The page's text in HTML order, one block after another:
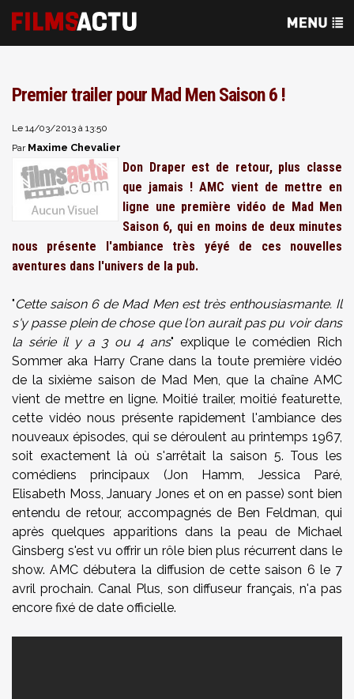
Premier trailer pour Mad Men Saison 6 !
Le 14/03/2013 à 13:50
Par Maxime Chevalier
Don Draper est de retour, plus classe
que jamais ! AMC vient de mettre en
ligne une première vidéo de Mad Men
Saison 6, qui en moins de deux minutes
nous présente l'ambiance très yéyé de ces nouvelles
aventures dans l'univers de la pub.
"Cette saison 6 de Mad Men est très enthousiasmante. Il
s'y passe plein de chose que l'on aurait pas pu voir dans
la série il y a 3 ou 4 ans" explique le comédien Rich
Sommer aka Harry Crane dans la toute première vidéo
de la sixième saison de Mad Men, que la chaîne AMC
vient de mettre en ligne. Moitié trailer, moitié featurette,
cette vidéo nous présente rapidement l'ambiance des
nouveaux épisodes, qui se déroulent au printemps 1967,
soit exactement là où s'arrêtait la saison 5. Tous les
comédiens principaux (Jon Hamm, Jessica Paré,
Elisabeth Moss, January Jones et on en passe) sont bien
entendu de retour, accompagnés de Ben Feldman, qui
après quelques apparitions dans la peau de Michael
Ginsberg s'est vu offrir un rôle bien plus récurrent dans le
show. AMC débutera la diffusion de cette saison 6 le 7
avril prochain. Canal Plus, son diffuseur français, n'a pas
encore fixé de date officielle.